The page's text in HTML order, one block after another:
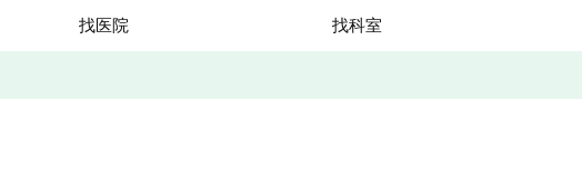
找医院 找科室